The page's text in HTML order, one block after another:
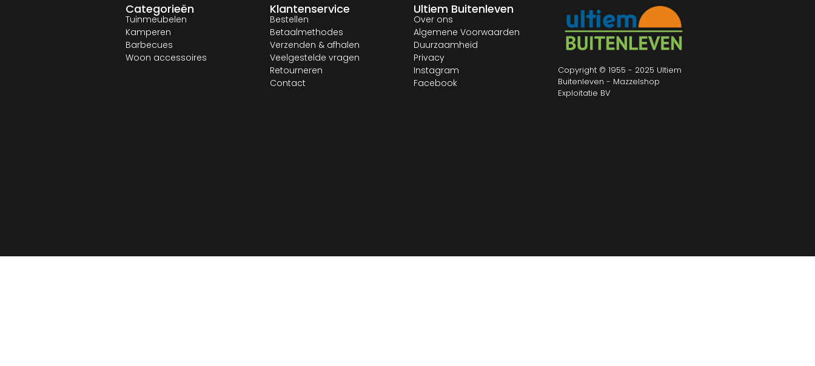
Categorieën
Tuinmeubelen
Kamperen
Barbecues
Woon accessoires
Klantenservice
Bestellen
Betaalmethodes
Verzenden & afhalen
Veelgestelde vragen
Retourneren
Contact
Ultiem Buitenleven
Over ons
Algemene Voorwaarden
Duurzaamheid
Privacy
Instagram
Facebook
Copyright © 1955 - 2025 Ultiem
Buitenleven - Mazzelshop
Exploitatie BV